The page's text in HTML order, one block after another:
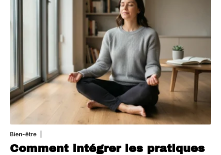
Bien-être
Comment intégrer les pratiques